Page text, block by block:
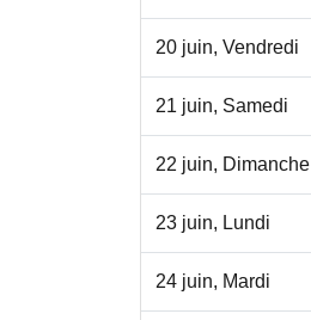
20 juin, Vendredi
21 juin, Samedi
22 juin, Dimanche
23 juin, Lundi
24 juin, Mardi